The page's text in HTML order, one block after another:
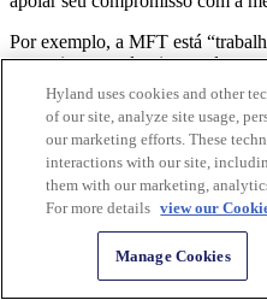
Por exemplo, a MFT está
gerenciamento da triagem de
nossa instituição, de modo que
beneficiar de melhorias e
pacientes transplantados”,
A equipe de serviços digitais
como aHyland Content
sistemas de IA podem ampliar a
desenvolvimento de aplicativos e
para promover decisões mais
Hyland uses cookies and other
of our site, analyze site usage,
our marketing efforts. These
interactions with our site,
them with our marketing,
For more details view our
Manage Cookies